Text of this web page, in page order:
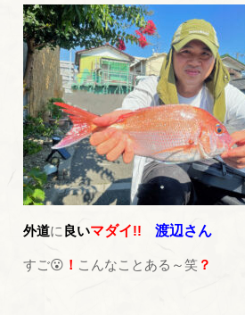
外道に 良いマダイ!! 渡辺さん
すご😮 ！ こんなことある～笑 ？